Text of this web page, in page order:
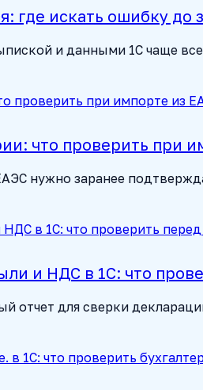
где искать ошибку до
и данными 1С чаще
что проверить при
нужно заранее
и НДС в 1С: что
отчет для сверки